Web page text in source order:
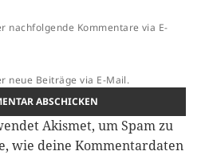
nachfolgende Kommentare via E-
neue Beiträge via E-Mail.
Akismet, um Spam zu
wie deine Kommentardaten